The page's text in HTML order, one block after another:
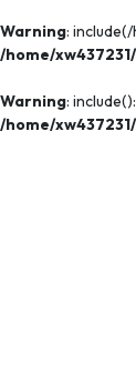
Warning:
/home/
Warning:
/home/